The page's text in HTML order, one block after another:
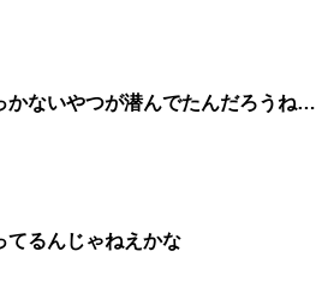
かないやつが潜んでたんだろうね…
てるんじゃねえかな